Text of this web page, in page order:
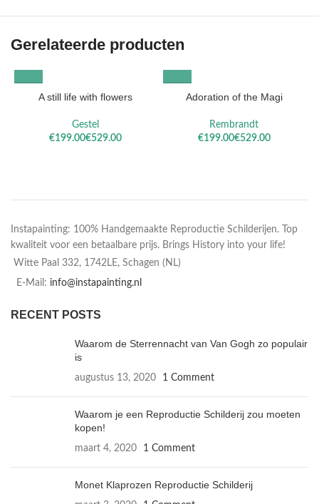
Gerelateerde producten
A still life with flowers
Gestel
€
€
Adoration of the Magi
Rembrandt
€
€
Instapainting: 100% Handgemaakte Reproductie Schilderijen. Top
kwaliteit voor een betaalbare prijs. Brings History into your life!
Witte Paal 332, 1742LE, Schagen (NL)
E-Mail: info@instapainting.nl
RECENT POSTS
Waarom de Sterrennacht van Van Gogh zo populair
is
augustus 13, 2020 1 Comment
Waarom je een Reproductie Schilderij zou moeten
kopen!
maart 4, 2020 1 Comment
Monet Klaprozen Reproductie Schilderij